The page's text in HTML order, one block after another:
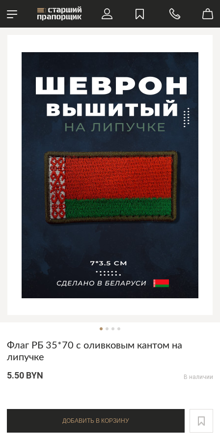
Флаг РБ 35*70 с оливковым кантом на
липучке
5.50 BYN В наличии
ДОБАВИТЬ В КОРЗИНУ